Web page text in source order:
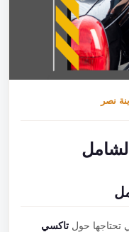
نصر
حولتاكسي